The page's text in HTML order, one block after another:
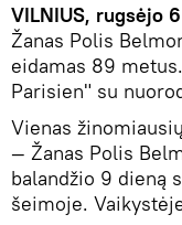
VILNIUS, rugsėjo
Žanas Polis
eidamas 89
Parisien" su
Vienas
— Žanas Polis
balandžio 9 dieną
šeimoje.